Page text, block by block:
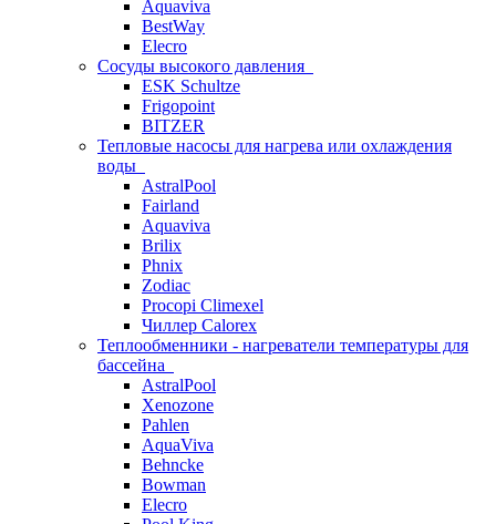
Aquaviva
BestWay
Elecro
Сосуды высокого давления
ESK Schultze
Frigopoint
BITZER
Тепловые насосы для нагрева или охлаждения
воды
AstralPool
Fairland
Aquaviva
Brilix
Phnix
Zodiac
Procopi Climexel
Чиллер Calorex
Теплообменники - нагреватели температуры для
бассейна
AstralPool
Xenozone
Pahlen
AquaViva
Behncke
Bowman
Elecro